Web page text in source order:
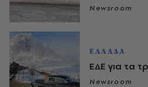
Newsroom
ΕΛΛΑΔΑ
ΕΔΕ για τα
Newsroom